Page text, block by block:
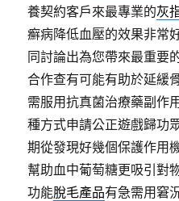
養契約客戶來最專業的灰
癬病降低血壓的效果非常
同討論出為您帶來最重要
合作查有可能有助於延緩
需服用抗真菌治療藥副作
種方式申請公正遊戲歸功
期從發現好幾個保護作用
幫助血中葡萄糖更吸引對
功能脫毛產品有急需用窘